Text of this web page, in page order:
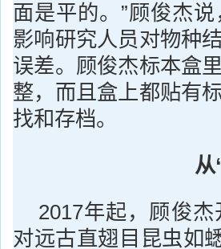
面是平的。”顾俊杰
影响研究人员对物种
误差。顾俊杰标本盒
整，而且盒上都贴有
找和存档。
从
2017年起，顾俊
对远古直翅目昆虫如